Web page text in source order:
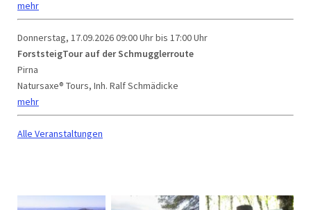
mehr
Donnerstag, 17.09.202609:00 Uhr bis 17:00 Uhr
ForststeigTour auf der Schmugglerroute
Pirna
Natursaxe® Tours, Inh. Ralf Schmädicke
mehr
Alle Veranstaltungen